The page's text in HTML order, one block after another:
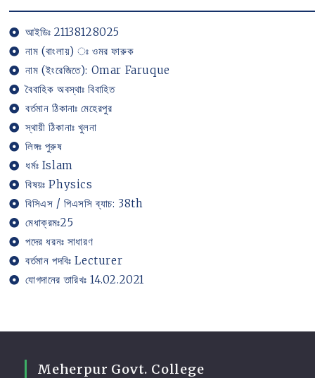
আইডিঃ 21138128025
নাম (বাংলায়) ঃ ওমর ফারুক
নাম (ইংরেজিতে): Omar Faruque
বৈবাহিক অবস্থাঃ বিবাহিত
বর্তমান ঠিকানাঃ মেহেরপুর
স্থায়ী ঠিকানাঃ খুলনা
লিঙ্গঃ পুরুষ
ধর্মঃ Islam
বিষয়ঃ Physics
বিসিএস / পিএসসি ব্যাচ: 38th
মেধাক্রমঃ25
পদের ধরনঃ সাধারণ
বর্তমান পদবিঃ Lecturer
যোগদানের তারিখঃ 14.02.2021
Meherpur Govt. College